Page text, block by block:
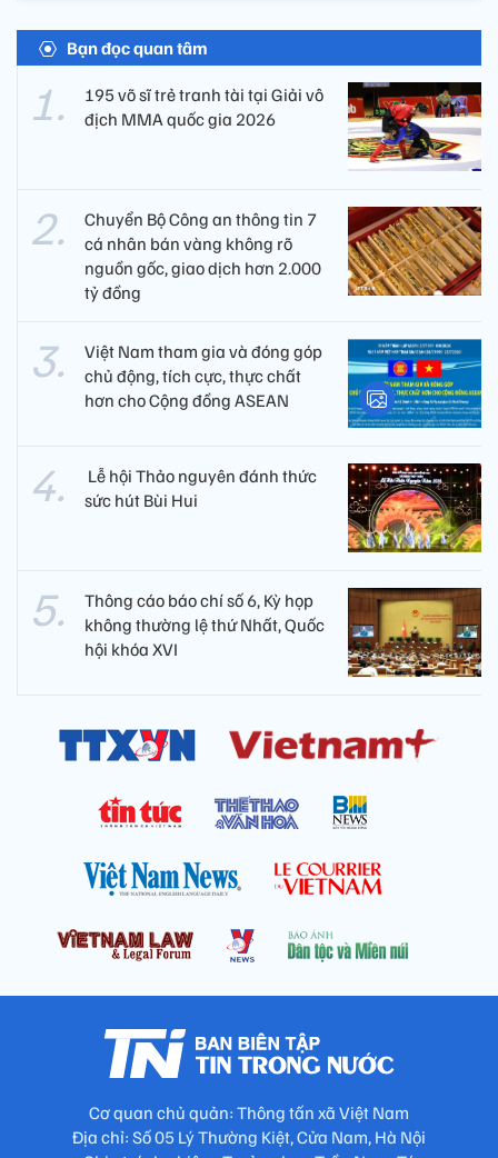
Bạn đọc quan tâm
195 võ sĩ trẻ tranh tài tại Giải vô
địch MMA quốc gia 2026
Chuyển Bộ Công an thông tin 7
cá nhân bán vàng không rõ
nguồn gốc, giao dịch hơn 2.000
tỷ đồng
Việt Nam tham gia và đóng góp
chủ động, tích cực, thực chất
hơn cho Cộng đồng ASEAN
​ Lễ hội Thảo nguyên đánh thức
sức hút Bùi Hui
Thông cáo báo chí số 6, Kỳ họp
không thường lệ thứ Nhất, Quốc
hội khóa XVI
Cơ quan chủ quản: Thông tấn xã Việt Nam
Địa chỉ: Số 05 Lý Thường Kiệt, Cửa Nam, Hà Nội